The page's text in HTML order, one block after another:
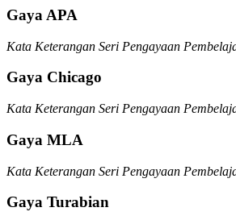
Gaya APA
Kata Keterangan Seri Pengayaan
Gaya Chicago
Kata Keterangan Seri Pengayaan
Gaya MLA
Kata Keterangan Seri Pengayaan
Gaya Turabian